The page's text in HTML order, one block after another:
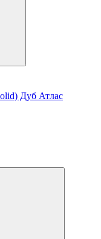
Дуб Атлас